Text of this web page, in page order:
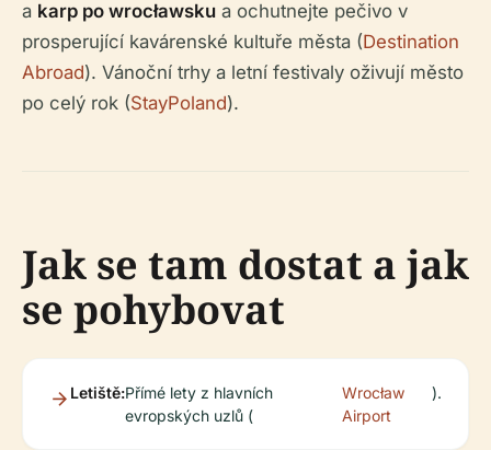
a karp po wrocławsku a ochutnejte pečivo v
prosperující kavárenské kultuře města (Destination
Abroad). Vánoční trhy a letní festivaly oživují město
po celý rok (StayPoland).
Jak se tam dostat a jak
se pohybovat
Letiště:Přímé lety z hlavních
evropských uzlů (
Wrocław
Airport
).